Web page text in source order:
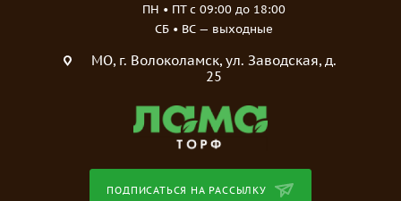
ПН • ПТ c 09:00 до 18:00
СБ • ВС — выходные
МO, г. Волоколамск, ул. Заводская, д.
25
ПОДПИСАТЬСЯ НА РАССЫЛКУ